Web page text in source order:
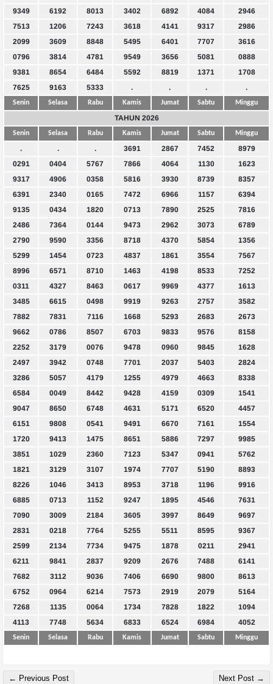
9349
6192 8013 3402 6892 4084
2946
7513
1206 7243 3618 4141 9317
2986
2099
3609 8848 5495 6401 7707
3616
0796
3814 4781 9549 3656 5081
0888
9381
8654 6484 5592 8819 1371
1708
7625
9163 5333 . . . .
Senin Selasa Rabu Kamis Jumat Sabtu Minggu
TAHUN 2026
Senin Selasa Rabu Kamis Jumat Sabtu Minggu
. . . 3691 2867 7452
8979
0291
0404 5767 7866 4064 1130
1623
9317
4906 0358 5816 3930 8739
8357
6391
2340 0165 7472 6966 1157
6394
9135
0434 1820 0713 7890 2525
7816
2486
7364 0144 9473 2962 3073
6789
2790
9590 3356 8718 4370 5854
1356
5299
1454 0723 4837 1861 3554
7567
8996
6571 8710 1463 4198 8533
7252
0311
4327 8463 0617 9969 4377
1613
3485
6615 0498 9919 9263 2757
3582
7882
7831 7116 1668 5293 2683
2673
9662
0786 8507 6703 9833 9576
8158
2252
3179 0076 9478 0960 9845
1628
2497
3942 0748 7701 2037 5403
2824
3286
5057 4179 1255 4979 4663
8338
6584
0049 8442 9428 4159 0309
1541
9047
8650 6748 4631 5171 6520
4457
6151
9808 0541 9491 6670 7161
1554
1720
9413 1475 8651 5886 7297
9985
3851
1029 2360 7123 5347 0941
5762
1821
3129 3107 1974 7707 5190
8893
8226
1046 3413 8953 3718 1196
9916
6885
0713 1152 9247 1895 4546
7631
7090
3009 2184 3605 3997 8649
9697
2831
0218 7764 5255 5511 8595
9367
2599
2134 7734 9475 1878 0211
2941
6211
9841 2837 9209 2676 7488
6141
7682
3112 9036 7406 6690 9800
8613
6752
0964 6214 7573 2919 2079
5164
7268
1135 0064 1734 7828 1822
1094
4113
7748 5634 6833 6524 6984 4052
Senin Selasa Rabu Kamis Jumat Sabtu Minggu
← Previous Post Next Post →